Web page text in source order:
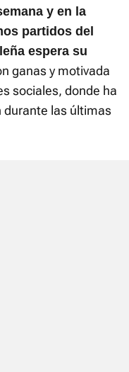
y en la
partidos del
espera su
ganas y motivada
sociales, donde ha
durante las últimas